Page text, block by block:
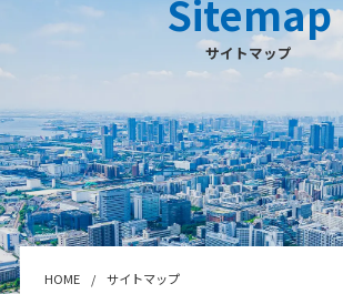
気候・大気海洋
マーケティング＆アナリティクス
防災・危機管理
データ＆コンテンツ
システムインテグレーション
セミナー・スクール
Webサービス・アプリ
Sitemap
サイトマップ
HOME サイトマップ